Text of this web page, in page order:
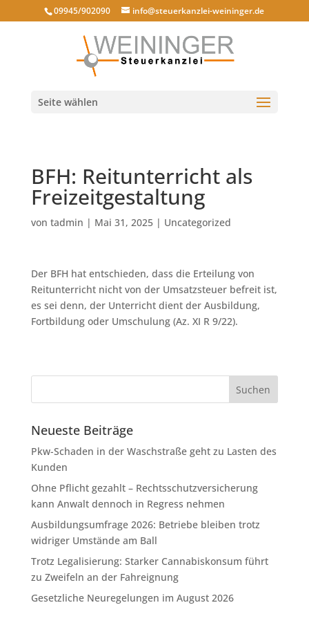
09945/902090 info@steuerkanzlei-weininger.de
Seite wählen
BFH: Reitunterricht als
Freizeitgestaltung
von tadmin | Mai 31, 2025| Uncategorized
Der BFH hat entschieden, dass die Erteilung von
Reitunterricht nicht von der Umsatzsteuer befreit ist,
es sei denn, der Unterricht dient der Ausbildung,
Fortbildung oder Umschulung (Az. XI R 9/22).
Neueste Beiträge
Pkw-Schaden in der Waschstraße geht zu Lasten des
Kunden
Ohne Pflicht gezahlt – Rechtsschutzversicherung
kann Anwalt dennoch in Regress nehmen
Ausbildungsumfrage 2026: Betriebe bleiben trotz
widriger Umstände am Ball
Trotz Legalisierung: Starker Cannabiskonsum führt
zu Zweifeln an der Fahreignung
Gesetzliche Neuregelungen im August 2026